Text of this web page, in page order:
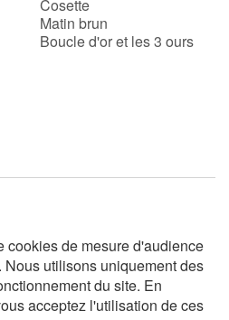
Cosette
Matin brun
Boucle d'or et les 3 ours
cookies de mesure d'audience
utilisons uniquement des
du site. En
acceptez l'utilisation de ces